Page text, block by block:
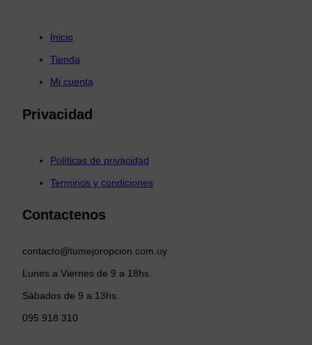
Inicio
Tienda
Mi cuenta
Privacidad
Políticas de privacidad
Terminos y condiciones
Contactenos
contacto@tumejoropcion.com.uy
Lunes a Viernes de 9 a 18hs.
Sábados de 9 a 13hs.
095 918 310